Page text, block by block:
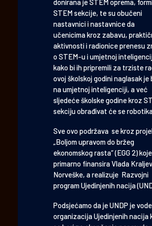
donirana je STEM oprema,
STEM sekcije, te su obučeni
nastavnici i nastavnice da
učenicima kroz zabavu,
aktivnosti i radionice prenesu
o STEM-u i umjetnoj
kako bi ih pripremili za trziste
ovoj školskoj godini naglasak je
na umjetnoj inteligenciji, a već
sljedeće školske godine kroz
sekciju obrađivat će se
Sve ovo podržava se kroz
„Boljom upravom do bržeg
ekonomskog rasta“ (EGG 2)
primarno finansira Vlada
Norveške, a realizuje Razvojni
program Ujedinjenih nacija
Podsjećamo da je UNDP je
organizacija Ujedinjenih nacija